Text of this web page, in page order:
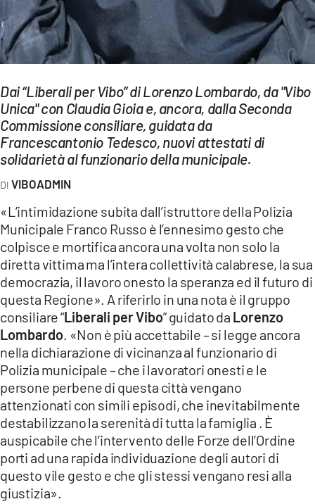
SPORT
Streaming
LAC NETWORK
LAC ONAIR
LaC
LACPLAY.IT
LACTV.IT
LACONAIR.IT
LACITYMAG.IT
ILREGGINO.IT
COSENZACHANNEL.IT
ILVIBONESE.IT
CATANZAROCHANNEL.IT
LACAPITALENEWS.IT
Dai “Liberali per Vibo” di Lorenzo Lombardo, da "Vibo
Unica" con Claudia Gioia e, ancora, dalla Seconda
Commissione consiliare, guidata da
Francescantonio Tedesco, nuovi attestati di
solidarietà al funzionario della municipale.
VIBOADMIN
«L’intimidazione subita dall’istruttore della Polizia
Municipale Franco Russo è l’ennesimo gesto che
colpisce e mortifica ancora una volta non solo la
diretta vittima ma l’intera collettività calabrese, la sua
democrazia, il lavoro onesto la speranza ed il futuro di
questa Regione». A riferirlo in una nota è il gruppo
consiliare “Liberali per Vibo” guidato da Lorenzo
Lombardo . «Non è più accettabile – si legge ancora
nella dichiarazione di vicinanza al funzionario di
Polizia municipale – che i lavoratori onesti e le
persone perbene di questa città vengano
attenzionati con simili episodi, che inevitabilmente
destabilizzano la serenità di tutta la famiglia . È
auspicabile che l’intervento delle Forze dell’Ordine
porti ad una rapida individuazione degli autori di
questo vile gesto e che gli stessi vengano resi alla
giustizia».